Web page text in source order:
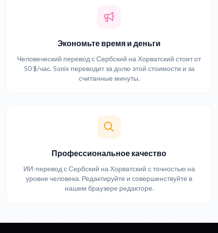
Экономьте время и деньги
Человеческий перевод с Сербский на Хорватский стоит от
50 $/час. Sonix переводит за долю этой стоимости и за
считанные минуты.
Профессиональное качество
ИИ-перевод с Сербский на Хорватский с точностью на
уровне человека. Редактируйте и совершенствуйте в
нашем браузере редакторе.